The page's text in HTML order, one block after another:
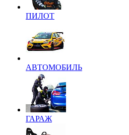
ПИЛОТ
АВТОМОБИЛЬ
ГАРАЖ